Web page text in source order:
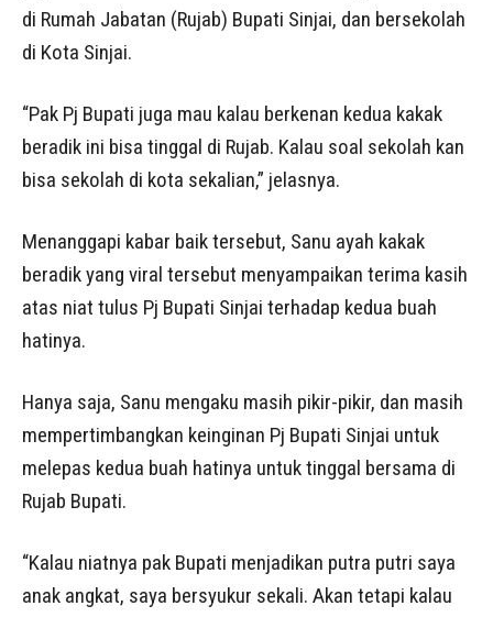
di Rumah Jabatan (Rujab) Bupati Sinjai, dan bersekolah
di Kota Sinjai.
“Pak Pj Bupati juga mau kalau berkenan kedua kakak
beradik ini bisa tinggal di Rujab. Kalau soal sekolah kan
bisa sekolah di kota sekalian,” jelasnya.
Menanggapi kabar baik tersebut, Sanu ayah kakak
beradik yang viral tersebut menyampaikan terima kasih
atas niat tulus Pj Bupati Sinjai terhadap kedua buah
hatinya.
Hanya saja, Sanu mengaku masih pikir-pikir, dan masih
mempertimbangkan keinginan Pj Bupati Sinjai untuk
melepas kedua buah hatinya untuk tinggal bersama di
Rujab Bupati.
“Kalau niatnya pak Bupati menjadikan putra putri saya
anak angkat, saya bersyukur sekali. Akan tetapi kalau